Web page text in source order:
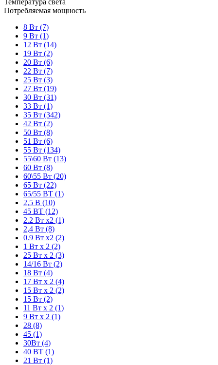
Потребляемая мощность
8 Вт (7)
9 Вт (1)
12 Вт (14)
19 Вт (2)
20 Вт (6)
22 Вт (7)
25 Вт (3)
27 Вт (19)
30 Вт (31)
33 Вт (1)
35 Вт (342)
42 Вт (2)
50 Вт (8)
51 Вт (6)
55 Вт (134)
55\60 Вт (13)
60 Вт (8)
60\55 Вт (20)
65 Вт (22)
65/55 ВТ (1)
2,5 В (10)
45 ВТ (12)
2.2 Вт х2 (1)
2,4 Вт (8)
0.9 Вт x2 (2)
1 Вт x 2 (2)
25 Вт х 2 (3)
14/16 Вт (2)
18 Вт (4)
17 Вт х 2 (4)
15 Вт х 2 (2)
15 Вт (2)
11 Вт х 2 (1)
9 Вт х 2 (1)
28 (8)
45 (1)
30Вт (4)
40 ВТ (1)
21 Вт (1)